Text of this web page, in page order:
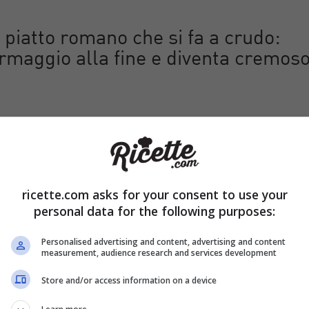
romano che si fa a crudo:
alla fine e diventa cremoso
pentola di acqua salata e calate gli spaghetti. Nel
privateli dei semi interni e tagliateli a cubetti regolari
direttamente nella grande ciotola in cui condirete la pasta,
ricette.com asks for your consent to use your
personal data for the following purposes:
Personalised advertising and content, advertising and content
measurement, audience research and services development
Store and/or access information on a device